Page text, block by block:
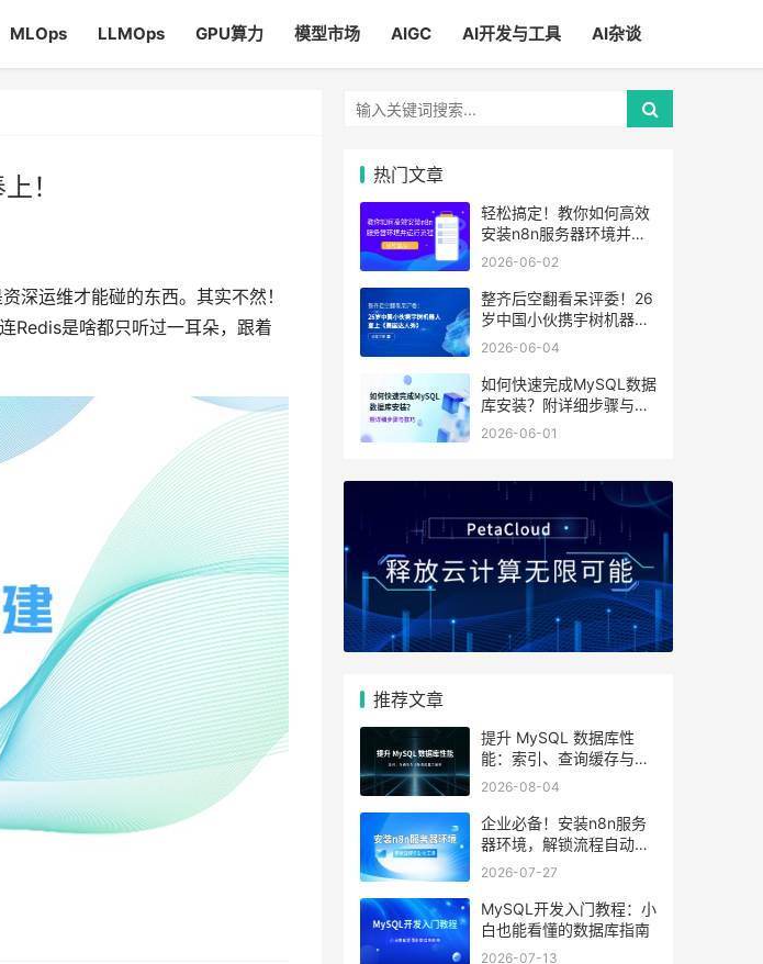
MLOps LLMOps GPU算力 模型市场 AIGC AI开发与工具 AI杂谈
！
深运维才能碰的东西。其实不然！
Redis是啥都只听过一耳朵，跟着
热门文章
轻松搞定！教你如何高效
安装n8n服务器环境并运
行流程
2026-06-02
整齐后空翻看呆评委！26
岁中国小伙携宇树机器人
登上《美国达人秀》
2026-06-04
如何快速完成MySQL数据
库安装？附详细步骤与技
巧
2026-06-01
推荐文章
提升 MySQL 数据库性
能：索引、查询缓存与参
数优化全解析
2026-08-04
企业必备！安装n8n服务
器环境，解锁流程自动化
工具
2026-07-27
MySQL开发入门教程：小
白也能看懂的数据库指南
2026-07-13